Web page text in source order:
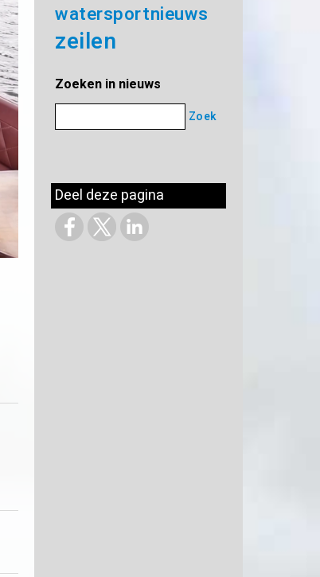
watersportnieuws
zeilen
Zoeken in nieuws
Zoek
Deel deze pagina